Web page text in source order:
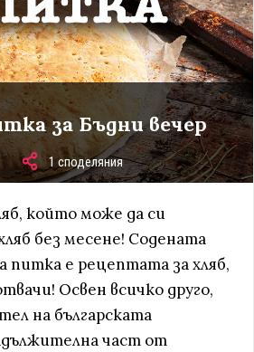
за Бъдни вечер
1 споделяния
който може да си
без месене! Содената
питка е рецептата за хляб,
Освен всичко друго,
на българската
част от